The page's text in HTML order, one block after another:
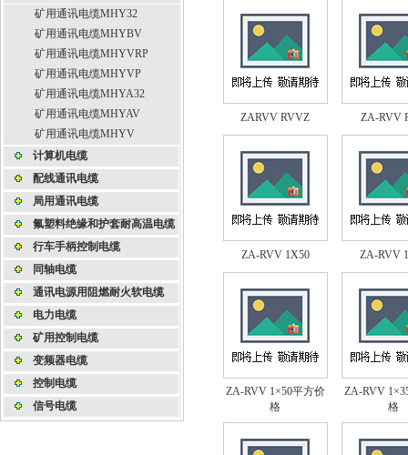
矿用通讯电缆MHY32
矿用通讯电缆MHYBV
矿用通讯电缆MHYVRP
矿用通讯电缆MHYVP
矿用通讯电缆MHYA32
矿用通讯电缆MHYAV
矿用通讯电缆MHYV
计算机电缆
配线通讯电缆
局用通讯电缆
氟塑料绝缘和护套耐高温电缆
行车手柄控制电缆
同轴电缆
通讯电源用阻燃耐火软电缆
电力电缆
矿用控制电缆
变频器电缆
控制电缆
信号电缆
ZARVV RVVZ ZA-RVV
ZA-RVV 1X50 ZA-RVV
ZA-RVV 1×50平方价
格
ZA-RVV
格